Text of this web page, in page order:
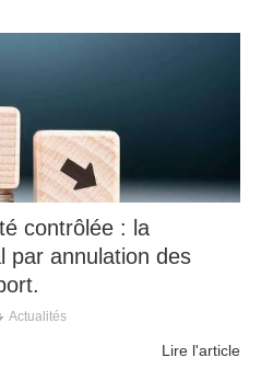
contrôlée : la
par annulation des
Actualités
Lire l'article